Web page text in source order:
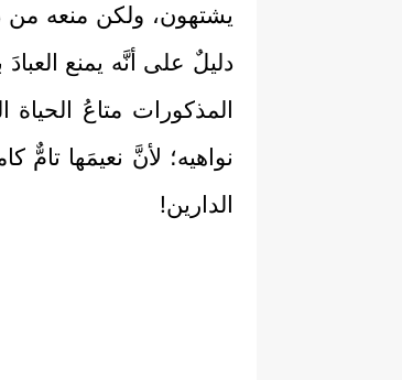
يشتهون، ولكن منعه من
دليلٌ على أنَّه يمنع
المذكورات متاعُ الحياة
نواهيه؛ لأنَّ نعيمَها
الدارين!